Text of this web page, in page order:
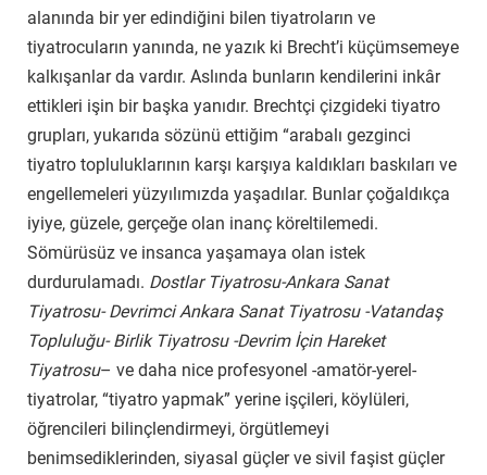
alanında bir yer edindiğini bilen tiyatroların ve
tiyatrocuların yanında, ne yazık ki Brecht’i küçümsemeye
kalkışanlar da vardır. Aslında bunların kendilerini inkâr
ettikleri işin bir başka yanıdır. Brechtçi çizgideki tiyatro
grupları, yukarıda sözünü ettiğim “arabalı gezginci
tiyatro topluluklarının karşı karşıya kaldıkları baskıları ve
engellemeleri yüzyılımızda yaşadılar. Bunlar çoğaldıkça
iyiye, güzele, gerçeğe olan inanç köreltilemedi.
Sömürüsüz ve insanca yaşamaya olan istek
durdurulamadı. Dostlar Tiyatrosu-Ankara Sanat
Tiyatrosu- Devrimci Ankara Sanat Tiyatrosu -Vatandaş
Topluluğu- Birlik Tiyatrosu -Devrim İçin Hareket
Tiyatrosu– ve daha nice profesyonel -amatör-yerel-
tiyatrolar, “tiyatro yapmak” yerine işçileri, köylüleri,
öğrencileri bilinçlendirmeyi, örgütlemeyi
benimsediklerinden, siyasal güçler ve sivil faşist güçler